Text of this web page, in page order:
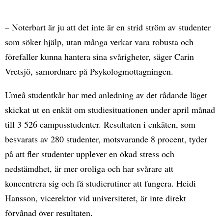
– Noterbart är ju att det inte är en strid ström av studenter
som söker hjälp, utan många verkar vara robusta och
förefaller kunna hantera sina svårigheter, säger Carin
Vretsjö, samordnare på Psykologmottagningen.
Umeå studentkår har med anledning av det rådande läget
skickat ut en enkät om studiesituationen under april månad
till 3 526 campusstudenter. Resultaten i enkäten, som
besvarats av 280 studenter, motsvarande 8 procent, tyder
på att fler studenter upplever en ökad stress och
nedstämdhet, är mer oroliga och har svårare att
koncentrera sig och få studierutiner att fungera. Heidi
Hansson, vicerektor vid universitetet, är inte direkt
förvånad över resultaten.